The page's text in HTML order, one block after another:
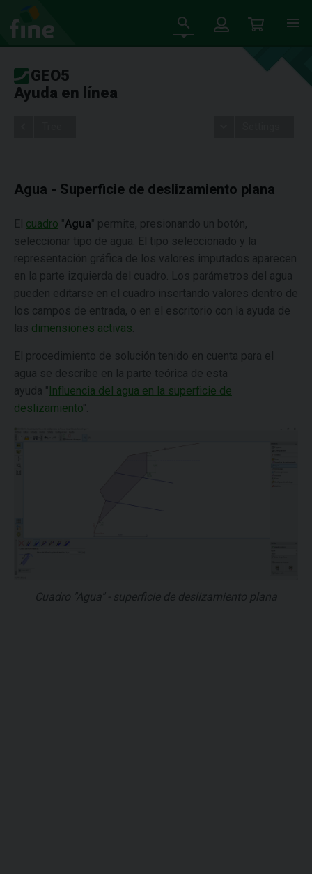
GEO5
Ayuda en línea
Agua - Superficie de deslizamiento plana
El cuadro "Agua" permite, presionando un botón,
seleccionar tipo de agua. El tipo seleccionado y la
representación gráfica de los valores imputados aparecen
en la parte izquierda del cuadro. Los parámetros del agua
pueden editarse en el cuadro insertando valores dentro de
los campos de entrada, o en el escritorio con la ayuda de
las dimensiones activas
El procedimiento de solución tenido en cuenta para el
agua se describe en la parte teórica de esta
ayuda "Influencia del agua en la superficie de
deslizamiento".
Cuadro "Agua" - superficie de deslizamiento plana